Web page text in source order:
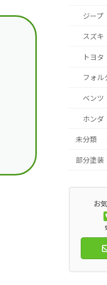
ジープ
スズキ
トヨタ
フォル
ベンツ
ホンダ
未分類
部分塗装
お